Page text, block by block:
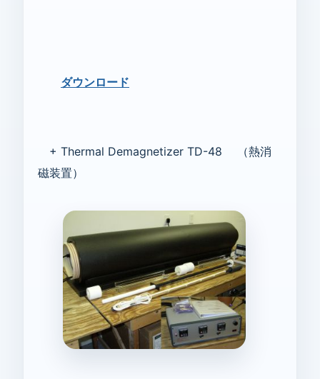
ダウンロード
+ Thermal Demagnetizer TD-48 （熱消
磁装置）